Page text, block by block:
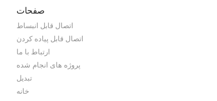
صفحات
اتصال قابل انبساط
اتصال قابل پیاده کردن
ارتباط با ما
پروژه های انجام شده
تبدیل
خانه